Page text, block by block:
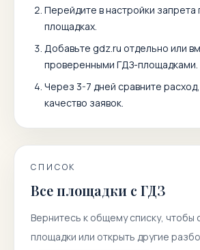
Перейдите в настройки запрета
площадках.
Добавьте gdz.ru отдельно или
проверенными ГДЗ-площадками.
Через 3-7 дней сравните
качество заявок.
СПИСОК
Все площадки с ГДЗ
Вернитесь к общему списку, чтобы
площадки или открыть другие